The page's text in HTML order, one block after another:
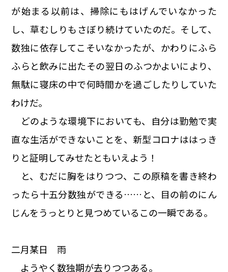
が始まる以前は、掃除にもはげんでいなかった
し、草むしりもさぼり続けていたのだ。そして、
数独に依存してこそいなかったが、かわりにふら
ふらと飲みに出たその翌日のふつかよいにより、
無駄に寝床の中で何時間かを過ごしたりしていた
わけだ。
どのような環境下においても、自分は勤勉で実
直な生活ができないことを、新型コロナははっき
りと証明してみせたともいえよう！
と、むだに胸をはりつつ、この原稿を書き終わ
ったら十五分数独ができる……と、目の前のにん
じんをうっとりと見つめているこの一瞬である。
二月某日 雨
ようやく数独期が去りつつある。